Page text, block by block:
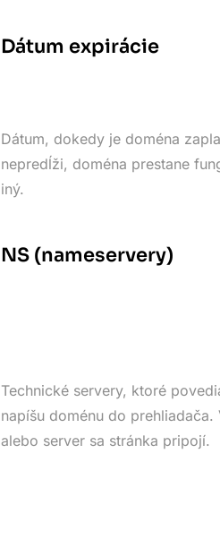
Dátum expirácie
Dátum, dokedy je doména
nepredĺži, doména prestane
iný.
NS (nameservery)
Technické servery, ktoré
napíšu doménu do
alebo server sa stránka pripojí.